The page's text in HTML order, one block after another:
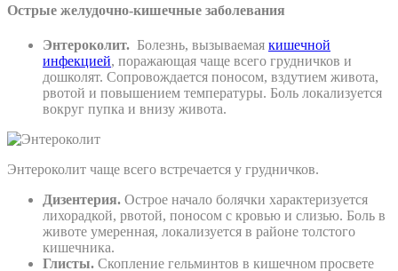
Острые желудочно-кишечные заболевания
Энтероколит. Болезнь, вызываемая кишечной
инфекцией, поражающая чаще всего грудничков и
дошколят. Сопровождается поносом, вздутием живота,
рвотой и повышением температуры. Боль локализуется
вокруг пупка и внизу живота.
Энтероколит чаще всего встречается у грудничков.
Дизентерия. Острое начало болячки характеризуется
лихорадкой, рвотой, поносом с кровью и слизью. Боль в
животе умеренная, локализуется в районе толстого
кишечника.
Глисты. Скопление гельминтов в кишечном просвете